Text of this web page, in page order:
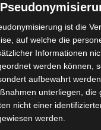
ist die
auf welche die
Informationen
werden können,
aufbewahrt
unterliegen, die
nicht einer
werden.